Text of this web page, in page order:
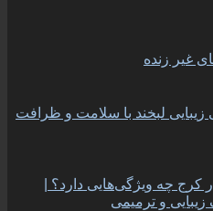
غیر زنده
زیبایی لبخند با سلامت و ظرافت
کرج چه ویژگی‌هایی دارد؟ |
زیبایی و ترمیمی